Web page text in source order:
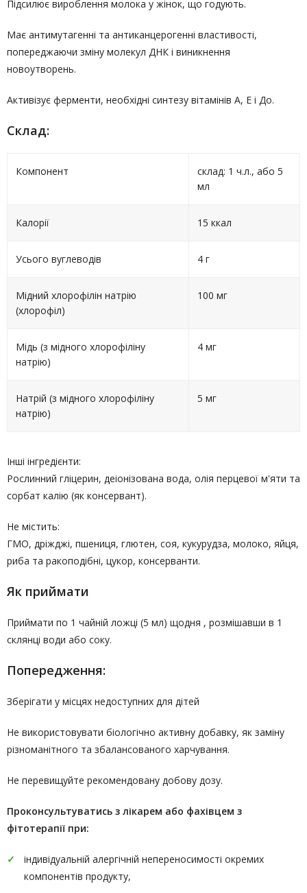
Підсилює вироблення молока у жінок, що годують.
Має антимутагенні та антиканцерогенні властивості,
попереджаючи зміну молекул ДНК і виникнення
новоутворень.
Активізує ферменти, необхідні синтезу вітамінів А, Е і До.
Склад:
Компонент
склад: 1 ч.л., або 5
мл
Калорії 15 ккал
Усього вуглеводів 4 г
Мідний хлорофілін натрію
(хлорофіл)
100 мг
Мідь (з мідного хлорофіліну
натрію)
4 мг
Натрій (з мідного хлорофіліну
натрію)
5 мг
Інші інгредієнти:
Рослинний гліцерин, деіонізована вода, олія перцевої м'яти та
сорбат калію (як консервант).
Не містить:
ГМО, дріжджі, пшениця, глютен, соя, кукурудза, молоко, яйця,
риба та ракоподібні, цукор, консерванти.
Як приймати
Приймати по 1 чайній ложці (5 мл) щодня , розмішавши в 1
склянці води або соку.
Попередження:
Зберігати у місцях недоступних для дітей
Не використовувати біологічно активну добавку, як заміну
різноманітного та збалансованого харчування.
Не перевищуйте рекомендовану добову дозу.
Проконсультуватись з лікарем або фахівцем з
фітотерапії при:
індивідуальній алергічній непереносимості окремих
компонентів продукту,